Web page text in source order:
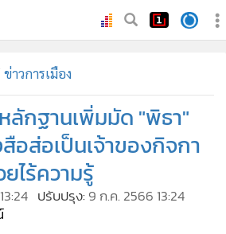
ข่าวการเมือง
ลักฐานเพิ่มมัด "พิธา"
อส่อเป็นเจ้าของกิจกา
ไร้ความรู้
ปรับปรุง: 9 ก.ค. 2566 13:24